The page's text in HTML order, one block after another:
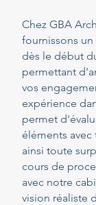
Chez GBA
fournissons
dès le début
permettant
vos
expérience
permet
éléments avec
ainsi toute
cours de
avec notre
vision réaliste